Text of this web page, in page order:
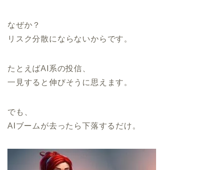
なぜか？
リスク分散にならないからです。
たとえばAI系の投信、
一見すると伸びそうに思えます。
でも、
AIブームが去ったら下落するだけ。